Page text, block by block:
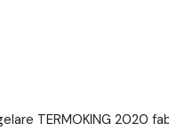
TERMOKING 2020